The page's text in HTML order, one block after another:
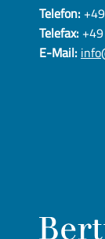
Telefon:
Telefax:
E-Mail: